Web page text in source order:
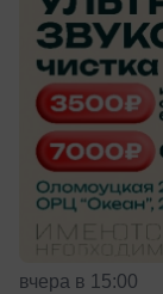
вчера в 15:00